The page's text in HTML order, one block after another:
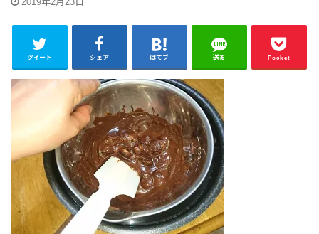
ツイート シェア はてブ 送る Pocket